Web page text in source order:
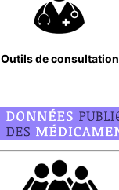
Outils de consultation